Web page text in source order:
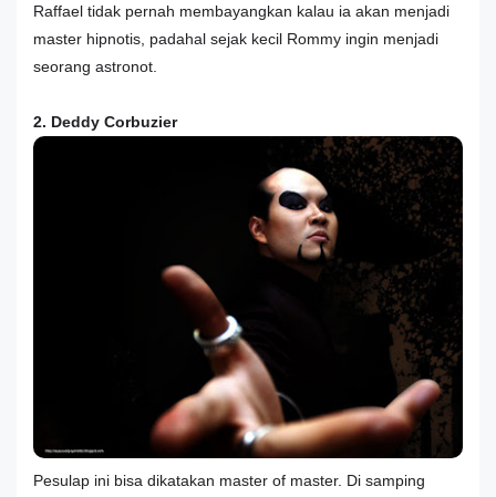
Raffael tidak pernah membayangkan kalau ia akan menjadi
master hipnotis, padahal sejak kecil Rommy ingin menjadi
seorang astronot.
2. Deddy Corbuzier
Pesulap ini bisa dikatakan master of master. Di samping